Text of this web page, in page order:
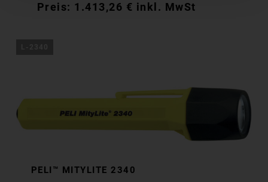
1.413,26 € inkl. MwSt
PELI™ MITYLITE 2340